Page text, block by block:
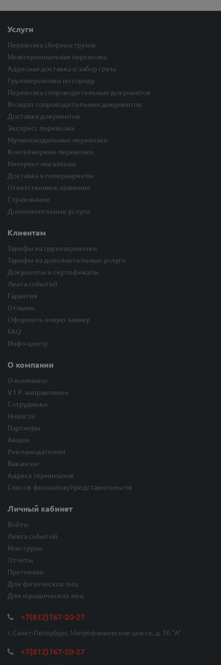
Услуги
Перевозка сборных грузов
Межтерминальная перевозка
Адресная доставка и забор груза
Грузоперевозки по городу
Перевозка сопроводительных документов
Возврат сопроводительных документов
Доставка документов
Экспресс перевозка
Мультимодальные перевозки
Контейнерные перевозки
Интернет-магазинам
Доставка в гипермаркеты
Ответственное хранение
Страхование
Дополнительные услуги
Клиентам
Тарифы на грузоперевозки
Тарифы на дополнительные услуги
Документы и сертификаты
Лента событий
Гарантия
Отзывы
Оформить новую заявку
FAQ
Инфо-центр
О компании
О компании
V.I.P. направление
Сотрудники
Новости
Партнёры
Акции
Рекламодателям
Вакансии
Адреса терминалов
Список филиалов/представительств
Личный кабинет
Войти
Лента событий
Мои грузы
Отчеты
Претензии
Для физических лиц
Для юридических лиц
+7(812)767-20-27
г. Санкт-Петербург, Митрофаньевское шоссе, д. 10 "A"
+7(812)767-20-27